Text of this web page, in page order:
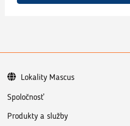
Spoločnosť
Produkty a služby
Lokality Mascus